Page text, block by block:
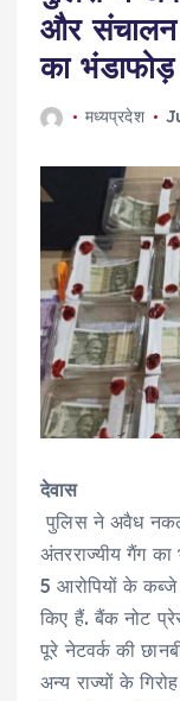
और संचालन
का भंडाफोड़
मध्यप्रदेश
देवास
पुलिस ने अवैध
अंतरराज्यीय गैंग
5 आरोपियों के
किए हैं. बैंक नोट
पूरे नेटवर्क की
अन्य राज्यों के